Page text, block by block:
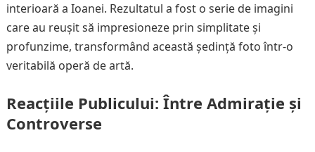
interioară a Ioanei. Rezultatul a fost o serie de imagini
care au reușit să impresioneze prin simplitate și
profunzime, transformând această ședință foto într-o
veritabilă operă de artă.
Reacțiile Publicului: Între Admirație și
Controverse